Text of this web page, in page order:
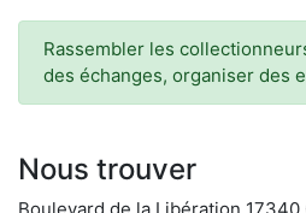
Rassembler les
des échanges, organiser des
Nous trouver